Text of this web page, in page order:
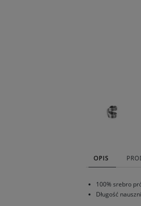
OPIS
100% srebro
Długość